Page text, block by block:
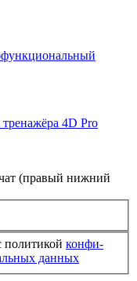
4D Pro
(правый нижний
политикой конфи­
данных